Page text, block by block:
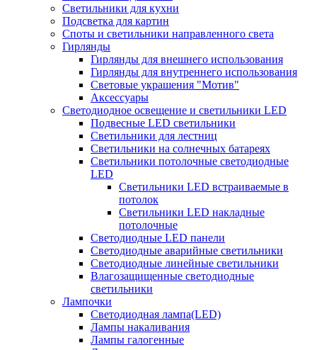
Светильники для кухни
Подсветка для картин
Споты и светильники направленного света
Гирлянды
Гирлянды для внешнего использования
Гирлянды для внутреннего использования
Световые украшения "Мотив"
Аксессуары
Светодиодное освещение и светильники LED
Подвесные LED светильники
Светильники для лестниц
Светильники на солнечных батареях
Светильники потолочные светодиодные
LED
Cветильники LED встраиваемые в
потолок
Светильники LED накладные
потолочные
Светодиодные LED панели
Светодиодные аварийные светильники
Светодиодные линейные светильники
Влагозащищенные светодиодные
светильники
Лампочки
Светодиодная лампа(LED)
Лампы накаливания
Лампы галогенные